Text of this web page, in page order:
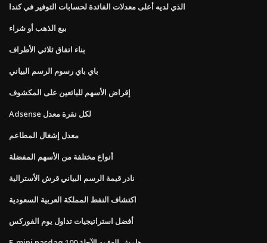
الذي لديه أعلى معدلات الفائدة لحسابات التوفير في كندا
بيع الذهب أو شراء
بناء اتفاق ثلاثي الأطراف
باي باي رسوم الرسم البياني
إقراض الأسهم للبائعين على المكشوف
Adsense لكل نقرة معدل
معدل إشغال المطاعم
أنواع مختلفة من الأسهم المفضلة
نادر قيمة الرسم البياني قرش الأسترالية
اكتشاف النفط المملكة العربية السعودية
أفضل استراتيجيات تداول يوم الفوركس